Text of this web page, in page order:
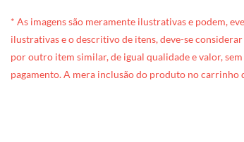
* As imagens são meramente ilustrativas e podem,
ilustrativas e o descritivo de itens, deve-se
por outro item similar, de igual qualidade e valor,
pagamento. A mera inclusão do produto no carrinho